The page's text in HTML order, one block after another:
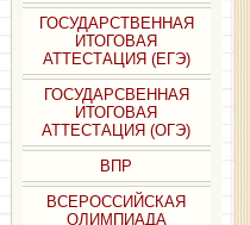
ГОСУДАРСТВЕННАЯ
ИТОГОВАЯ
АТТЕСТАЦИЯ (ЕГЭ)
ГОСУДАРСВЕННАЯ
ИТОГОВАЯ
АТТЕСТАЦИЯ (ОГЭ)
ВПР
ВСЕРОССИЙСКАЯ
ОЛИМПИАДА